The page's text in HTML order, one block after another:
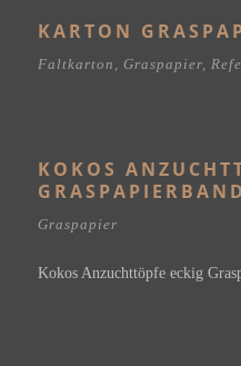
KARTON
Faltkarton , Graspapier,
KOKOS
Graspapier
Kokos Anzuchttöpfe eckig